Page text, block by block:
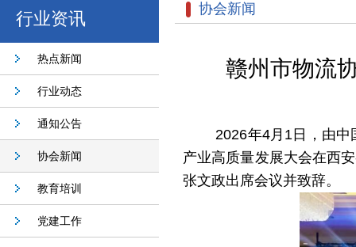
行业资讯
热点新闻
行业动态
通知公告
协会新闻
教育培训
党建工作
协会新闻
赣州市物流
2026年4月1 日，由
产业高质量发展大会在西
张文政出席会议并致辞。